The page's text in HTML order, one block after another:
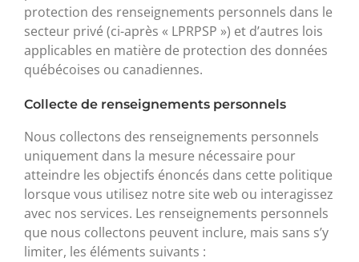
protection des renseignements personnels dans le
secteur privé (ci-après « LPRPSP ») et d’autres lois
applicables en matière de protection des données
québécoises ou canadiennes.
Collecte de renseignements personnels
Nous collectons des renseignements personnels
uniquement dans la mesure nécessaire pour
atteindre les objectifs énoncés dans cette politique
lorsque vous utilisez notre site web ou interagissez
avec nos services. Les renseignements personnels
que nous collectons peuvent inclure, mais sans s’y
limiter, les éléments suivants :